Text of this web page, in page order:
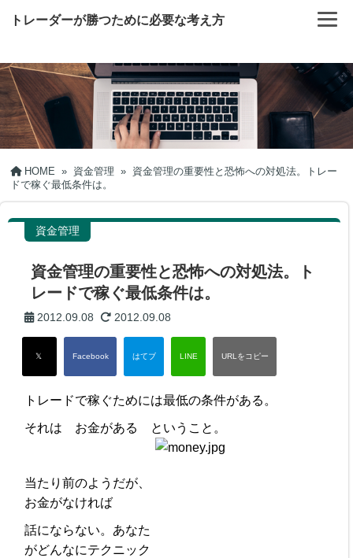
トレーダーが勝つために必要な考え方
HOME » 資金管理 » 資金管理の重要性と恐怖への対処法。トレー
ドで稼ぐ最低条件は。
資金管理
資金管理の重要性と恐怖への対処法。ト
レードで稼ぐ最低条件は。
2012.09.08 2012.09.08
トレードで稼ぐためには最低の条件がある。
それは お金がある ということ。
当たり前のようだが、
お金がなければ
話にならない。あなた
がどんなにテクニック